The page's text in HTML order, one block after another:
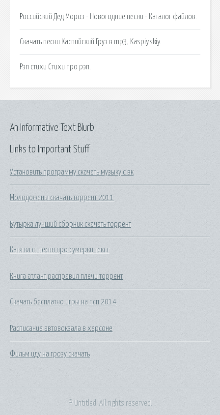
Российский Дед Мороз - Новогодние песни - Каталог файлов.
Скачать песни Каспийский Груз в mp3, Kaspiyskiy.
Рэп стихи Стихи про рэп.
Links to Important Stuff
Установить программу скачать музыку с вк
Молодожены скачать торрент 2011
Бутырка лучший сборник скачать торрент
Катя клэп песня про сумерки текст
Книга атлант расправил плечи торрент
Скачать бесплатно игры на псп 2014
Расписание автовокзала в херсоне
Фильм иду на грозу скачать
An Informative Text Blurb
© Untitled. All rights reserved.